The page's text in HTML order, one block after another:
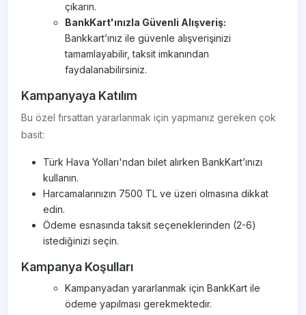
çıkarın.
BankKart'ınızla Güvenli Alışveriş:
Bankkart’ınız ile güvenle alışverişinizi
tamamlayabilir, taksit imkanından
faydalanabilirsiniz.
Kampanyaya Katılım
Bu özel fırsattan yararlanmak için yapmanız gereken çok
basit:
Türk Hava Yolları'ndan bilet alırken BankKart’ınızı
kullanın.
Harcamalarınızın 7500 TL ve üzeri olmasına dikkat
edin.
Ödeme esnasında taksit seçeneklerinden (2-6)
istediğinizi seçin.
Kampanya Koşulları
Kampanyadan yararlanmak için BankKart ile
ödeme yapılması gerekmektedir.